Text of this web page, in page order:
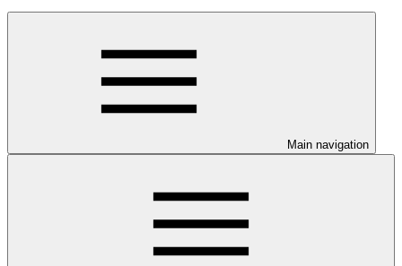
Main navigation